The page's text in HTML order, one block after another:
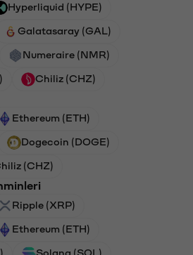
Hyperliquid (HYPE)
Galatasaray (GAL)
Numeraire (NMR)
Chiliz (CHZ)
Ethereum (ETH)
Dogecoin (DOGE)
(CHZ)
Ripple (XRP)
Ethereum (ETH)
Solana (SOL)